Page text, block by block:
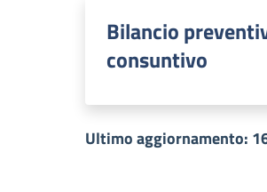
Bilancio
consuntivo
Ultimo aggiornamento: